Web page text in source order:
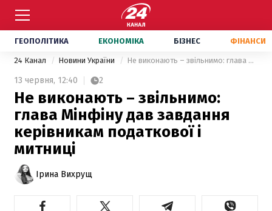
ГЕОПОЛІТИКА ЕКОНОМІКА БІЗНЕС ФІНАНСИ
24 Канал Новини України Не виконають – звільнимо: глава Мінфіну дав завдання керівникам податкової і митниці
13 червня, 12:40 2
Не виконають – звільнимо:
глава Мінфіну дав завдання
керівникам податкової і
митниці
Ірина Вихрущ